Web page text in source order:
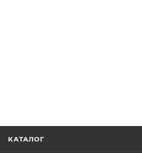
КАТАЛОГ